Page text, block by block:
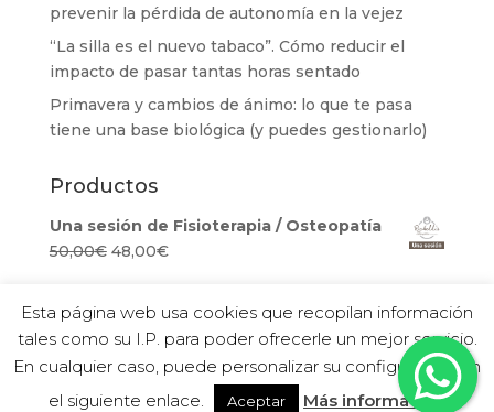
prevenir la pérdida de autonomía en la vejez
“La silla es el nuevo tabaco”. Cómo reducir el
impacto de pasar tantas horas sentado
Primavera y cambios de ánimo: lo que te pasa
tiene una base biológica (y puedes gestionarlo)
Productos
Una sesión de Fisioterapia / Osteopatía
50,00€ El
50,00€.
48,00€El
48,00€.
Richelli Osteopatía y Fisioterapia®
Esta página web usa cookies que recopilan información
tales como su I.P. para poder ofrecerle un mejor servicio.
En cualquier caso, puede personalizar su configuración en
el siguiente enlace.
Aceptar Más información